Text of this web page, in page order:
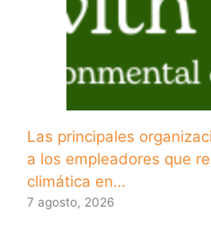
Las principales
a los empleadores que
climática en…
7 agosto, 2026